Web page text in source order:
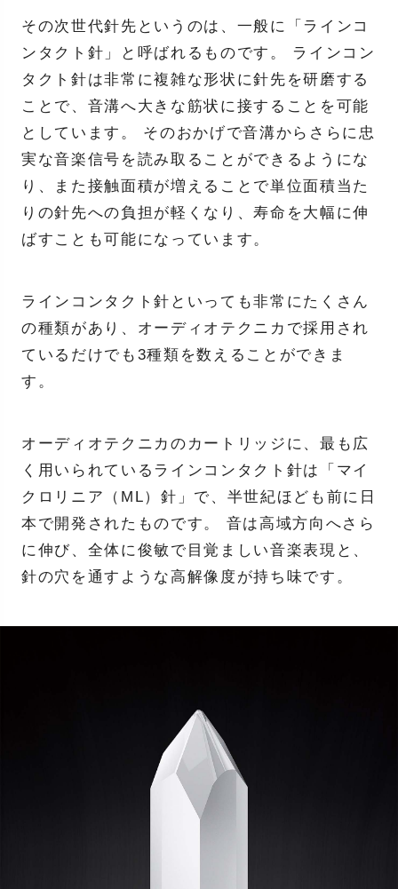
その次世代針先というのは、一般に「ラインコ
ンタクト針」と呼ばれるものです。 ラインコン
タクト針は非常に複雑な形状に針先を研磨する
ことで、音溝へ大きな筋状に接することを可能
としています。 そのおかげで音溝からさらに忠
実な音楽信号を読み取ることができるようにな
り、また接触面積が増えることで単位面積当た
りの針先への負担が軽くなり、寿命を大幅に伸
ばすことも可能になっています。
ラインコンタクト針といっても非常にたくさん
の種類があり、オーディオテクニカで採用され
ているだけでも3種類を数えることができま
す。
オーディオテクニカのカートリッジに、最も広
く用いられているラインコンタクト針は「マイ
クロリニア（ML）針」で、半世紀ほども前に日
本で開発されたものです。 音は高域方向へさら
に伸び、全体に俊敏で目覚ましい音楽表現と、
針の穴を通すような高解像度が持ち味です。